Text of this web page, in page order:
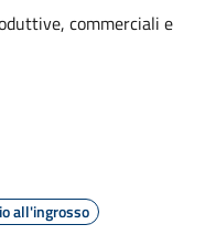
commerciali e
all'ingrosso